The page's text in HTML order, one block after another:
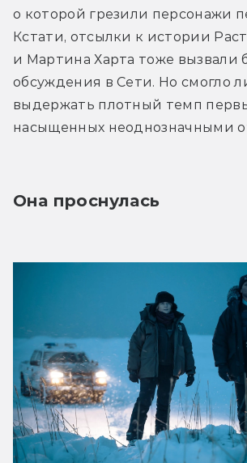
о которой грезили персонажи
Кстати, отсылки к истории
и Мартина Харта тоже вызвали
обсуждения в Сети. Но смогло
выдержать плотный темп
насыщенных неоднозначными
Она проснулась